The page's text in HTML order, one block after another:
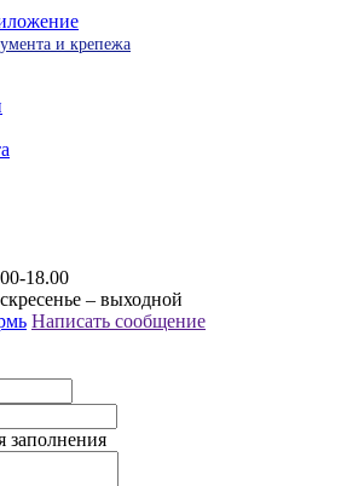
и крепежа
18.00
– выходной
Написать сообщение
заполнения